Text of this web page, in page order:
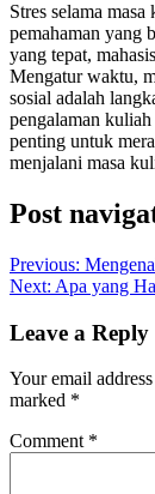
Stres selama
pemahaman yang
yang tepat,
Mengatur waktu,
sosial adalah
pengalaman
penting untuk
menjalani masa
Post
Previous:
Next: Apa yang
Leave a Reply
Your email
marked *
Comment *